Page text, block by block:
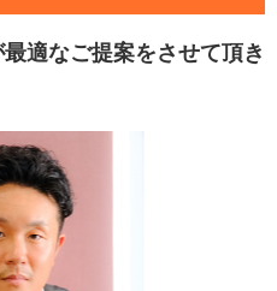
適なご提案をさせて頂き